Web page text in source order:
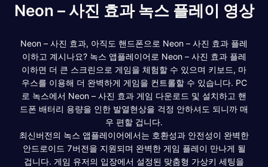
Neon – 사진 효과 녹스 플레이 영상
Neon – 사진 효과, 아직도 핸드폰으로 Neon – 사진 효과 플레
이하고 계시나요? 녹스 앱플레이어로 Neon – 사진 효과 플레
이하면 더 큰 스크린으로 게임을 체험할 수 있으며 키보드, 마
우스를 이용해 더 완벽하게 게임을 컨트롤할 수 있습니다. PC
로 녹스에서 Neon – 사진 효과 게임 다운로드 및 설치하고 핸
드폰 배터리 용량을 인한 발열현상을 걱정 안하셔도 되니까 매
우 편할 겁니다.
최신버전의 녹스 앱플레이어에서는 호환성과 안전성이 완벽한
안드로이드 7버전을 지원되며 완벽한 게임 플레이 만나게 될
겁니다. 게임 유저의 입장에서 설정된 맞춤형 가상키 세팅을